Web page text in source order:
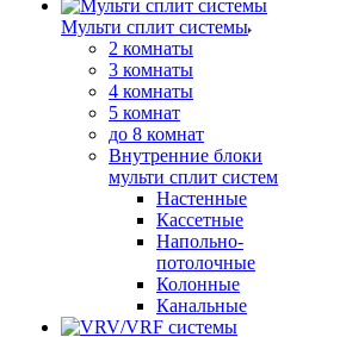
Мульти сплит системы
2 комнаты
3 комнаты
4 комнаты
5 комнат
до 8 комнат
Внутренние блоки
мульти сплит систем
Настенные
Кассетные
Напольно-
потолочные
Колонные
Канальные